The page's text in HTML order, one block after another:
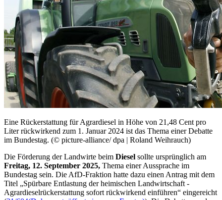
Eine Rückerstattung für Agrardiesel in Höhe von 21,48 Cent pro
Liter rückwirkend zum 1. Januar 2024 ist das Thema einer Debatte
im Bundestag. (© picture-alliance/ dpa | Roland Weihrauch)
Die Förderung der Landwirte beim Diesel sollte ursprünglich am
Freitag, 12. September 2025, Thema einer Aussprache im
Bundestag sein. Die AfD-Fraktion hatte dazu einen Antrag mit dem
Titel „Spürbare Entlastung der heimischen Landwirtschaft -
Agrardieselrückerstattung sofort rückwirkend einführen“ eingereicht